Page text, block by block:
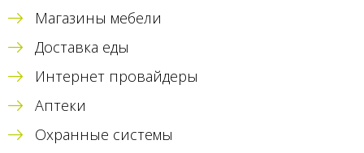
Магазины мебели
Доставка еды
Интернет провайдеры
Аптеки
Охранные системы